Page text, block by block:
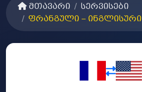
მთავარი
სერვისები
ფრანგული – ინგლისური